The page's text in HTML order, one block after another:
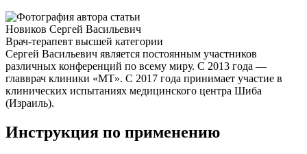
Новиков Сергей Васильевич
Врач-терапевт высшей категории
Сергей Васильевич является постоянным участников
различных конференций по всему миру. С 2013 года —
главврач клиники «МТ». С 2017 года принимает участие в
клинических испытаниях медицинского центра Шиба
(Израиль).
Инструкция по применению